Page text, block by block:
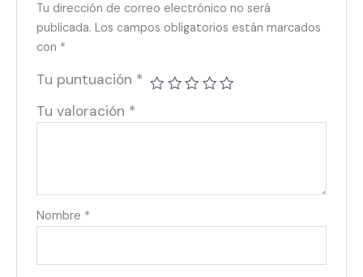
Tu dirección de correo electrónico no será
publicada. Los campos obligatorios están marcados
con *
Tu puntuación *
Tu valoración *
Nombre *